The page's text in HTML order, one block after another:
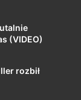
(VIDEO)
rozbił